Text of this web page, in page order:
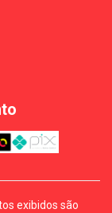
exibidos são